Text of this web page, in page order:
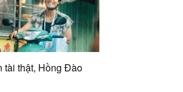
tài thật, Hồng Đào